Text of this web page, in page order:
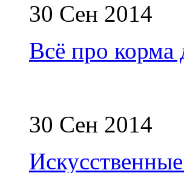
30 Сен 2014
Всё про корма
30 Сен 2014